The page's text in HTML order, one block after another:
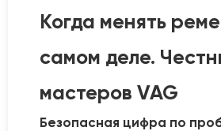
Когда менять
самом деле.
мастеров VAG
Безопасная цифра по